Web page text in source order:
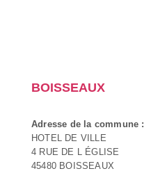
BOISSEAUX
Adresse de la commune :
HOTEL DE VILLE
4 RUE DE L ÉGLISE
45480 BOISSEAUX